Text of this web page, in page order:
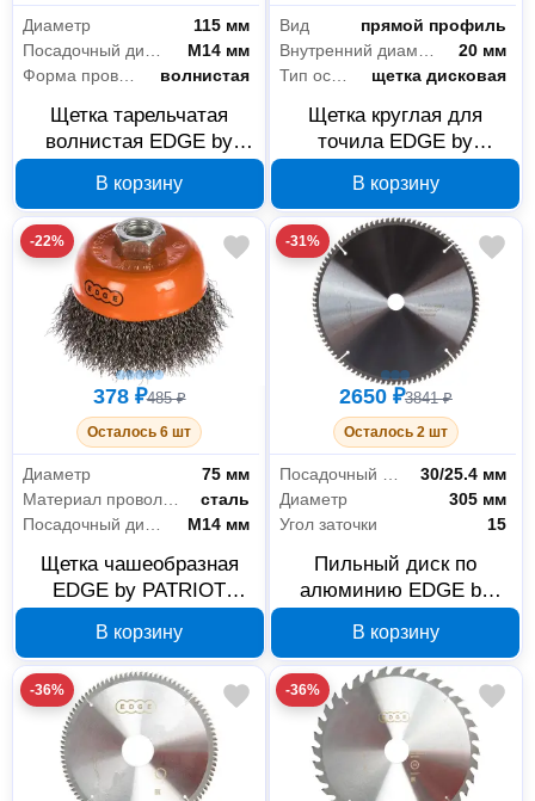
Диаметр
115 мм
Посадочный диаметр
М14 мм
волнистая
Щетка тарельчатая
волнистая EDGE by
мм, М14
В корзину
Вид
прямой профиль
Внутренний диаметр
20 мм
Тип оснастки
щетка дисковая
Щетка круглая для
точила EDGE by
125x20 мм
В корзину
-22%
378 ₽485 ₽
Осталось 6 шт
Диаметр
75 мм
сталь
М14 мм
Щетка чашеобразная
EDGE by PATRIOT
В корзину
-31%
2650 ₽3841 ₽
Осталось 2 шт
Посадочный диаметр
30/25.4 мм
Диаметр
305 мм
Угол заточки
15
Пильный диск по
алюминию EDGE by
зубьев 810010030
В корзину
-36% -36%